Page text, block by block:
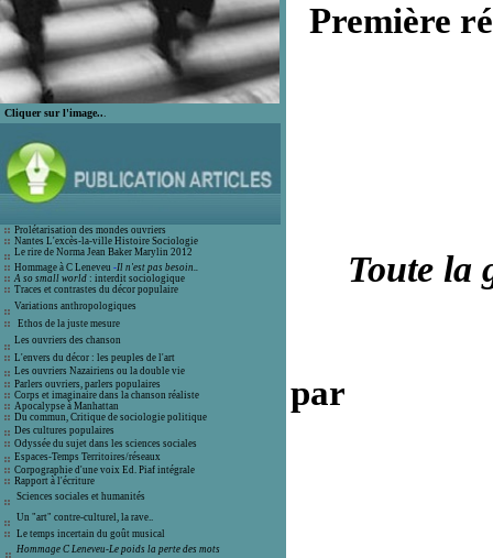
Cliquer sur l'image..
Prolétarisation des mondes ouvriers
Nantes L'excès-la-ville Histoire Sociologie
Le rire de Norma Jean Baker Marylin 2012
Hommage à C Leneveu -Il n'est pas besoin..
A so small world : interdit sociologique
Traces et contrastes du décor populaire
Variations anthropologiques
Ethos de la juste mesure
Les ouvriers des chanson
L'envers du décor : les peuples de l'art
Les ouvriers Nazairiens ou la double vie
Parlers ouvriers, parlers populaires
Corps et imaginaire dans la chanson réaliste
Apocalypse à Manhattan
Du commun, Critique de sociologie politique
Des cultures populaires
Odyssée du sujet dans les sciences sociales
Espaces-Temps Territoires/réseaux
Corpographie d'une voix Ed. Piaf intégrale
Rapport à l'écriture
Sciences sociales et humanités
Un "art" contre-culturel, la rave..
Le temps incertain du goût musical
Hommage C Leneveu-Le poids la perte des mots
Première
Toute la
par